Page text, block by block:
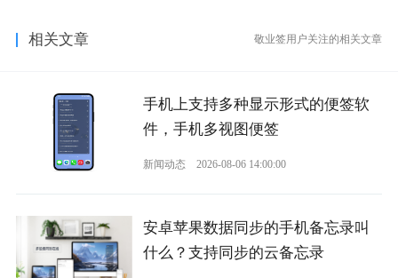
相关文章 敬业签用户关注的相关文章
手机上支持多种显示形式的便签软
件，手机多视图便签
新闻动态 2026-08-06 14:00:00
安卓苹果数据同步的手机备忘录叫
什么？支持同步的云备忘录